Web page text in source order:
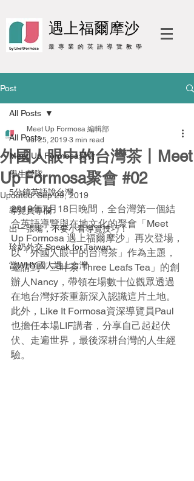
遇上福爾摩沙
最 專 業 的 英 語 導 覽 教 學
Post
All Posts
Meet Up Formosa聚會
學生營隊
5分鐘英語說台灣
導覽員專欄
出一張嘴，不要小看導覽技巧！
珍奶外交 Speak for Taiwan
當WHY國人遇上台灣
All Posts
外國人眼中的台灣茶丨Meet
Up Formosa聚會 #02
Meet Up Formosa 編輯部
Jul 25, 2019 3 min read
Updated:Sep 29, 2019
2019年7月18日晚間，全台灣第一個結
合英語導覽與在地文化的聚會「Meet
Up Formosa 遇上福爾摩沙」再次登場，
以「外國人眼中的台灣茶」作為主題，
邀請到「三叶茶 Three Leafs Tea」的創
辦人Nancy，帶領在場數十位觀眾透過
在地台灣好茶重新深入認識這片土地。
此外，Like It Formosa資深導覽員Paul
也擔任本場LIF講者，分享自己起起伏
伏、走遍世界，最後深耕台灣的人生經
驗。